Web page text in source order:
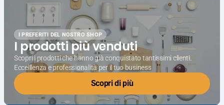
I PREFERITI DEL NOSTRO SHOP
I prodotti più venduti
Scopri i prodotti che hanno già conquistato tantissimi clienti.
Eccelllenza e professionalità per il tuo business
Scopri di più